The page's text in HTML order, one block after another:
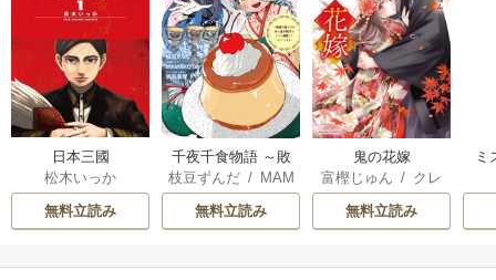
日本三國
松木いっか
無料立読み
千夜千食物語 ～敗
国の姫ですが氷の
皇子殿下がどうも
溺愛してくれてい
枝豆ずんだ/ MAM
AKOTO
/ 鴉羽凛燈
無料立読み
鬼の花嫁
富樫じゅん / クレ
ハ
無料立読み
ミ